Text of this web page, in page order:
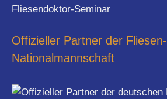
Fliesendoktor-Seminar
Offizieller Partner der Fliesen-
Nationalmannschaft